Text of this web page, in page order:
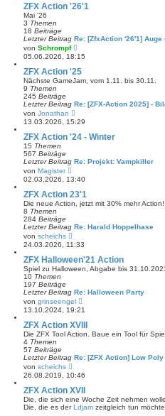
ZFX Action '26'1
Mai '26
3 Themen
18 Beiträge
Letzter Beitrag Re: [ZfxAction '26'1] Auge
von Schrompf
e
u
e
s
t
r
B
i
r
05.06.2026, 18:15
ZFX Action '25
Nächste GameJam, vom 1.11. bis 30.11.
9 Themen
245 Beiträge
Letzter Beitrag Re: [ZFX-Action 2025] -
von Jonathan
e
u
e
s
e
r
e
t
r
13.03.2026, 15:29
ZFX Action '24 - Winter
15 Themen
567 Beiträge
Letzter Beitrag Re: Projekt: Vampkiller
von Magister
e
u
e
s
t
B
e
i
r
a
02.03.2026, 13:40
ZFX Action 23'1
Die neue Action, jetzt mit 30% mehr
8 Themen
284 Beiträge
Letzter Beitrag Re: Harald Hoppelhase
von scheichs
e
u
e
s
t
B
e
i
r
a
24.03.2026, 11:33
ZFX Halloween'21 Action
Spiel zu Halloween, Abgabe bis
10 Themen
197 Beiträge
Letzter Beitrag Re: Halloween Party
von grinseengel
e
u
e
s
t
B
i
r
a
g
13.10.2024, 19:21
ZFX Action XVIII
Die ZFX Tool Action. Baue ein Tool für
4 Themen
57 Beiträge
Letzter Beitrag Re: [ZFX Action] Low Poly
von scheichs
e
u
e
s
t
e
26.08.2019, 10:46
ZFX Action XVII
Die, die sich eine Woche Zeit nehmen
Die, die es derLdjam zeitgleich tun